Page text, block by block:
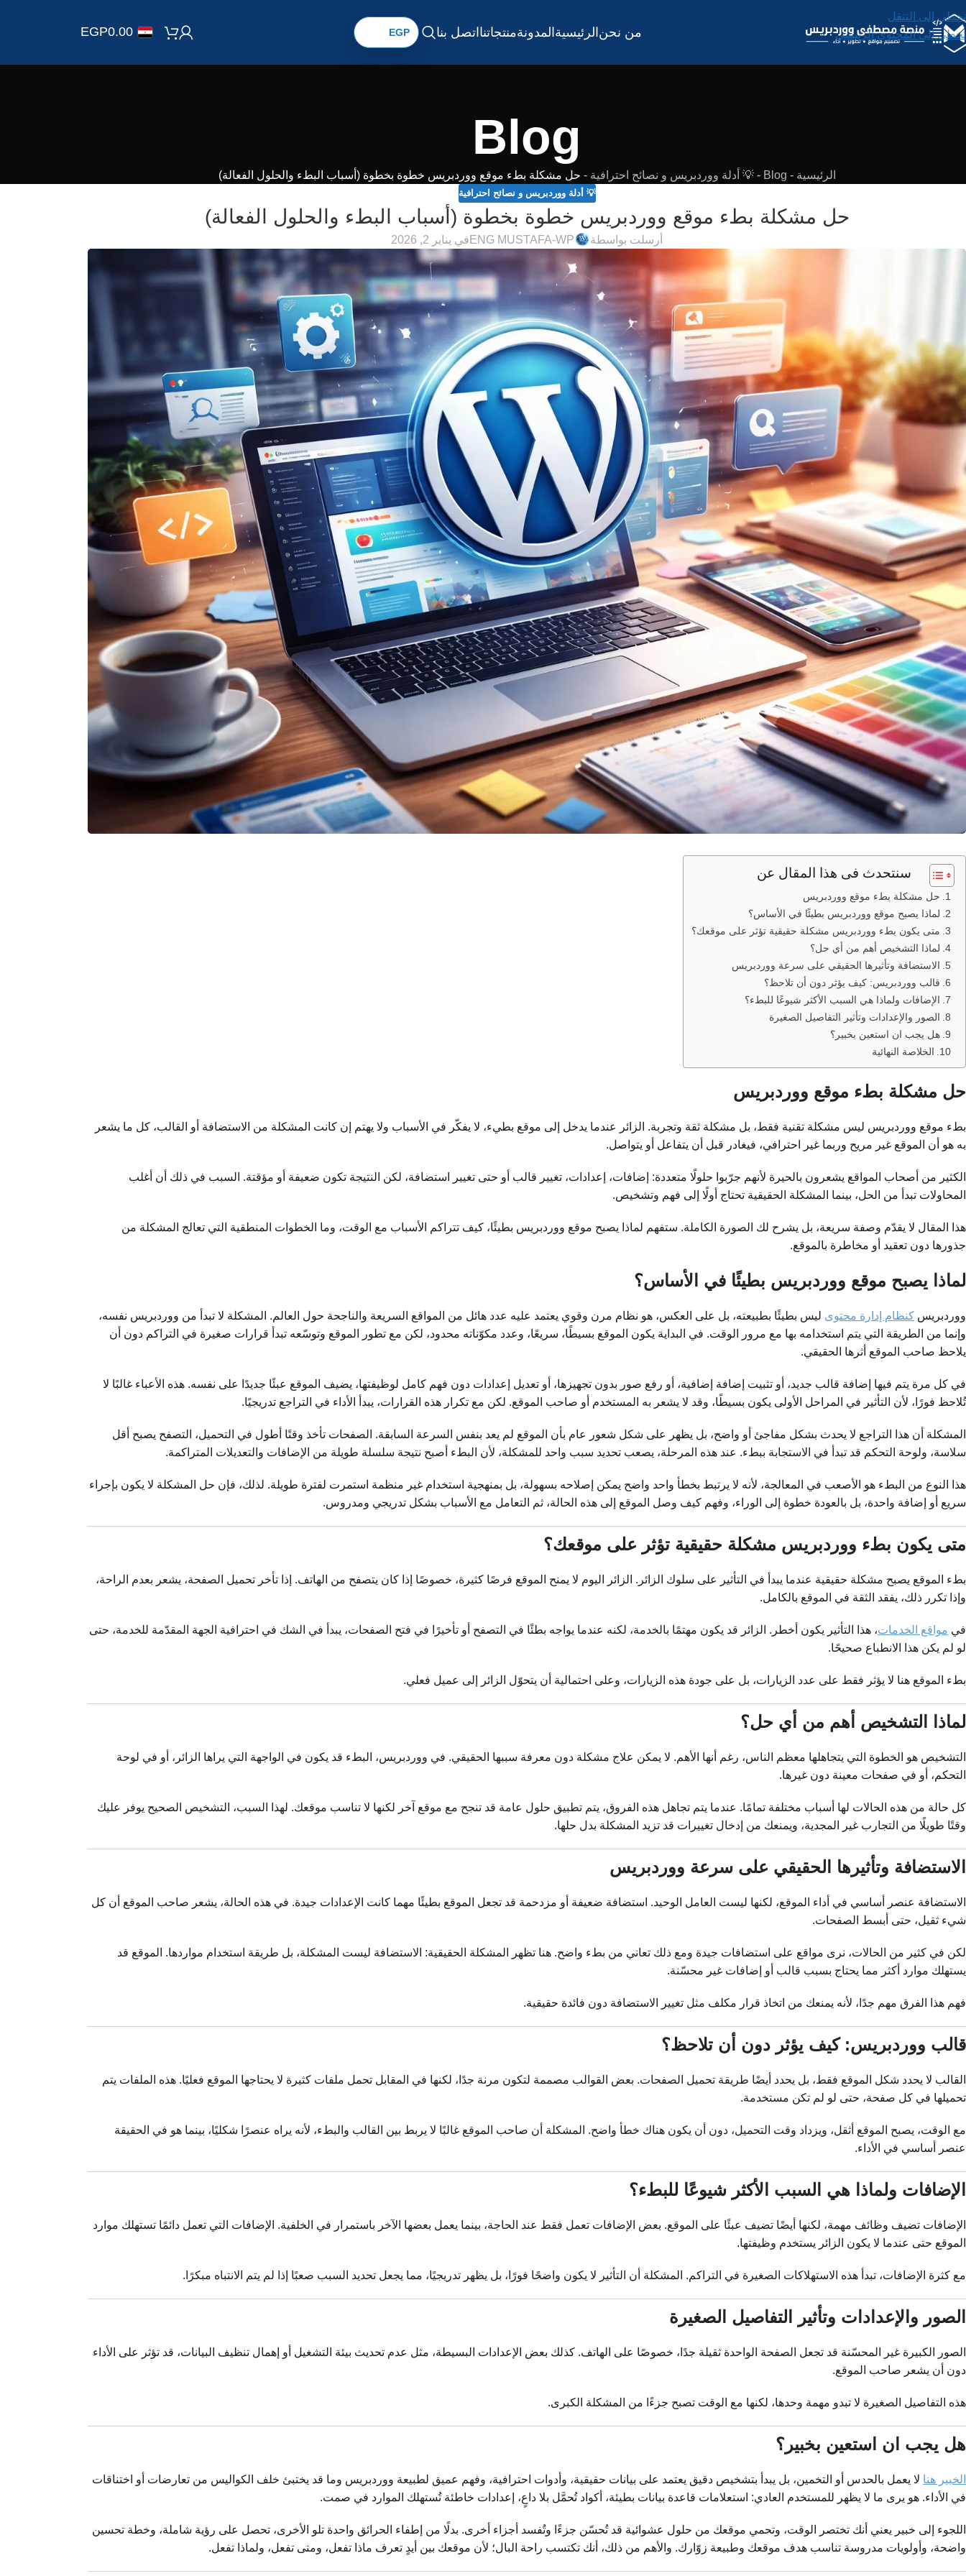
تخطي إلى التنقل
تخطي إلى المحتوى الرئيسي
من نحنالرئيسيةالمدونةمنتجاتنااتصل بنا EGP0.00
Blog
الرئيسية -
Blog
-💡 أدلة ووردبريس و نصائح احترافية - حل مشكلة بطء موقع ووردبريس خطوة بخطوة (أسباب البطء والحلول الفعالة)
💡 أدلة ووردبريس و نصائح احترافية
حل مشكلة بطء موقع ووردبريس خطوة بخطوة (أسباب البطء والحلول الفعالة)
أرسلت بواسطة ENG MUSTAFA-WP في يناير 2, 2026
سنتحدث فى هذا المقال عن
حل مشكلة بطء موقع ووردبريس
لماذا يصبح موقع ووردبريس بطيئًا في الأساس؟
متى يكون بطء ووردبريس مشكلة حقيقية تؤثر على موقعك؟
لماذا التشخيص أهم من أي حل؟
الاستضافة وتأثيرها الحقيقي على سرعة ووردبريس
قالب ووردبريس: كيف يؤثر دون أن تلاحظ؟
الإضافات ولماذا هي السبب الأكثر شيوعًا للبطء؟
الصور والإعدادات وتأثير التفاصيل الصغيرة
هل يجب ان استعين بخبير؟
الخلاصة النهائية
حل مشكلة بطء موقع ووردبريس
بطء موقع ووردبريس ليس مشكلة تقنية فقط، بل مشكلة ثقة وتجربة. الزائر عندما يدخل إلى موقع بطيء، لا يفكّر في الأسباب ولا يهتم إن كانت المشكلة من الاستضافة أو القالب، كل ما يشعر
به هو أن الموقع غير مريح وربما غير احترافي، فيغادر قبل أن يتفاعل أو يتواصل.
الكثير من أصحاب المواقع يشعرون بالحيرة لأنهم جرّبوا حلولًا متعددة: إضافات، إعدادات، تغيير قالب أو حتى تغيير استضافة، لكن النتيجة تكون ضعيفة أو مؤقتة. السبب في ذلك أن أغلب
المحاولات تبدأ من الحل، بينما المشكلة الحقيقية تحتاج أولًا إلى فهم وتشخيص.
هذا المقال لا يقدّم وصفة سريعة، بل يشرح لك الصورة الكاملة. ستفهم لماذا يصبح موقع ووردبريس بطيئًا، كيف تتراكم الأسباب مع الوقت، وما الخطوات المنطقية التي تعالج المشكلة من
جذورها دون تعقيد أو مخاطرة بالموقع.
لماذا يصبح موقع ووردبريس بطيئًا في الأساس؟
ووردبريس كنظام إدارة محتوى ليس بطيئًا بطبيعته، بل على العكس، هو نظام مرن وقوي يعتمد عليه عدد هائل من المواقع السريعة والناجحة حول العالم. المشكلة لا تبدأ من ووردبريس نفسه،
وإنما من الطريقة التي يتم استخدامه بها مع مرور الوقت. في البداية يكون الموقع بسيطًا، سريعًا، وعدد مكوّناته محدود، لكن مع تطور الموقع وتوسّعه تبدأ قرارات صغيرة في التراكم دون أن
يلاحظ صاحب الموقع أثرها الحقيقي.
في كل مرة يتم فيها إضافة قالب جديد، أو تثبيت إضافة إضافية، أو رفع صور بدون تجهيزها، أو تعديل إعدادات دون فهم كامل لوظيفتها، يضيف الموقع عبئًا جديدًا على نفسه. هذه الأعباء غالبًا لا
تُلاحظ فورًا، لأن التأثير في المراحل الأولى يكون بسيطًا، وقد لا يشعر به المستخدم أو صاحب الموقع. لكن مع تكرار هذه القرارات، يبدأ الأداء في التراجع تدريجيًا.
المشكلة أن هذا التراجع لا يحدث بشكل مفاجئ أو واضح، بل يظهر على شكل شعور عام بأن الموقع لم يعد بنفس السرعة السابقة. الصفحات تأخذ وقتًا أطول في التحميل، التصفح يصبح أقل
سلاسة، ولوحة التحكم قد تبدأ في الاستجابة ببطء. عند هذه المرحلة، يصعب تحديد سبب واحد للمشكلة، لأن البطء أصبح نتيجة سلسلة طويلة من الإضافات والتعديلات المتراكمة.
هذا النوع من البطء هو الأصعب في المعالجة، لأنه لا يرتبط بخطأ واحد واضح يمكن إصلاحه بسهولة، بل بمنهجية استخدام غير منظمة استمرت لفترة طويلة. لذلك، فإن حل المشكلة لا يكون بإجراء
سريع أو إضافة واحدة، بل بالعودة خطوة إلى الوراء، وفهم كيف وصل الموقع إلى هذه الحالة، ثم التعامل مع الأسباب بشكل تدريجي ومدروس.
متى يكون بطء ووردبريس مشكلة حقيقية تؤثر على موقعك؟
بطء الموقع يصبح مشكلة حقيقية عندما يبدأ في التأثير على سلوك الزائر. الزائر اليوم لا يمنح الموقع فرصًا كثيرة، خصوصًا إذا كان يتصفح من الهاتف. إذا تأخر تحميل الصفحة، يشعر بعدم الراحة،
وإذا تكرر ذلك، يفقد الثقة في الموقع بالكامل.
في مواقع الخدمات، هذا التأثير يكون أخطر. الزائر قد يكون مهتمًا بالخدمة، لكنه عندما يواجه بطئًا في التصفح أو تأخيرًا في فتح الصفحات، يبدأ في الشك في احترافية الجهة المقدّمة للخدمة، حتى
لو لم يكن هذا الانطباع صحيحًا.
بطء الموقع هنا لا يؤثر فقط على عدد الزيارات، بل على جودة هذه الزيارات، وعلى احتمالية أن يتحوّل الزائر إلى عميل فعلي.
لماذا التشخيص أهم من أي حل؟
التشخيص هو الخطوة التي يتجاهلها معظم الناس، رغم أنها الأهم. لا يمكن علاج مشكلة دون معرفة سببها الحقيقي. في ووردبريس، البطء قد يكون في الواجهة التي يراها الزائر، أو في لوحة
التحكم، أو في صفحات معينة دون غيرها.
كل حالة من هذه الحالات لها أسباب مختلفة تمامًا. عندما يتم تجاهل هذه الفروق، يتم تطبيق حلول عامة قد تنجح مع موقع آخر لكنها لا تناسب موقعك. لهذا السبب، التشخيص الصحيح يوفر عليك
وقتًا طويلًا من التجارب غير المجدية، ويمنعك من إدخال تغييرات قد تزيد المشكلة بدل حلها.
الاستضافة وتأثيرها الحقيقي على سرعة ووردبريس
الاستضافة عنصر أساسي في أداء الموقع، لكنها ليست العامل الوحيد. استضافة ضعيفة أو مزدحمة قد تجعل الموقع بطيئًا مهما كانت الإعدادات جيدة. في هذه الحالة، يشعر صاحب الموقع أن كل
شيء ثقيل، حتى أبسط الصفحات.
لكن في كثير من الحالات، نرى مواقع على استضافات جيدة ومع ذلك تعاني من بطء واضح. هنا تظهر المشكلة الحقيقية: الاستضافة ليست المشكلة، بل طريقة استخدام مواردها. الموقع قد
يستهلك موارد أكثر مما يحتاج بسبب قالب أو إضافات غير محسّنة.
فهم هذا الفرق مهم جدًا، لأنه يمنعك من اتخاذ قرار مكلف مثل تغيير الاستضافة دون فائدة حقيقية.
قالب ووردبريس: كيف يؤثر دون أن تلاحظ؟
القالب لا يحدد شكل الموقع فقط، بل يحدد أيضًا طريقة تحميل الصفحات. بعض القوالب مصممة لتكون مرنة جدًا، لكنها في المقابل تحمل ملفات كثيرة لا يحتاجها الموقع فعليًا. هذه الملفات يتم
تحميلها في كل صفحة، حتى لو لم تكن مستخدمة.
مع الوقت، يصبح الموقع أثقل، ويزداد وقت التحميل، دون أن يكون هناك خطأ واضح. المشكلة أن صاحب الموقع غالبًا لا يربط بين القالب والبطء، لأنه يراه عنصرًا شكليًا، بينما هو في الحقيقة
عنصر أساسي في الأداء.
الإضافات ولماذا هي السبب الأكثر شيوعًا للبطء؟
الإضافات تضيف وظائف مهمة، لكنها أيضًا تضيف عبئًا على الموقع. بعض الإضافات تعمل فقط عند الحاجة، بينما يعمل بعضها الآخر باستمرار في الخلفية. الإضافات التي تعمل دائمًا تستهلك موارد
الموقع حتى عندما لا يكون الزائر يستخدم وظيفتها.
مع كثرة الإضافات، تبدأ هذه الاستهلاكات الصغيرة في التراكم. المشكلة أن التأثير لا يكون واضحًا فورًا، بل يظهر تدريجيًا، مما يجعل تحديد السبب صعبًا إذا لم يتم الانتباه مبكرًا.
الصور والإعدادات وتأثير التفاصيل الصغيرة
الصور الكبيرة غير المحسّنة قد تجعل الصفحة الواحدة ثقيلة جدًا، خصوصًا على الهاتف. كذلك بعض الإعدادات البسيطة، مثل عدم تحديث بيئة التشغيل أو إهمال تنظيف البيانات، قد تؤثر على الأداء
دون أن يشعر صاحب الموقع.
هذه التفاصيل الصغيرة لا تبدو مهمة وحدها، لكنها مع الوقت تصبح جزءًا من المشكلة الكبرى.
هل يجب ان استعين بخبير؟
الخبير هنا لا يعمل بالحدس أو التخمين، بل يبدأ بتشخيص دقيق يعتمد على بيانات حقيقية، وأدوات احترافية، وفهم عميق لطبيعة ووردبريس وما قد يختبئ خلف الكواليس من تعارضات أو اختناقات
في الأداء. هو يرى ما لا يظهر للمستخدم العادي: استعلامات قاعدة بيانات بطيئة، أكواد تُحمَّل بلا داعٍ، إعدادات خاطئة تُستهلك الموارد في صمت.
اللجوء إلى خبير يعني أنك تختصر الوقت، وتحمي موقعك من حلول عشوائية قد تُحسّن جزءًا وتُفسد أجزاء أخرى. بدلًا من إطفاء الحرائق واحدة تلو الأخرى، تحصل على رؤية شاملة، وخطة تحسين
واضحة، وأولويات مدروسة تناسب هدف موقعك وطبيعة زوّارك. والأهم من ذلك، أنك تكتسب راحة البال؛ لأن موقعك بين أيدٍ تعرف ماذا تفعل، ومتى تفعل، ولماذا تفعل.